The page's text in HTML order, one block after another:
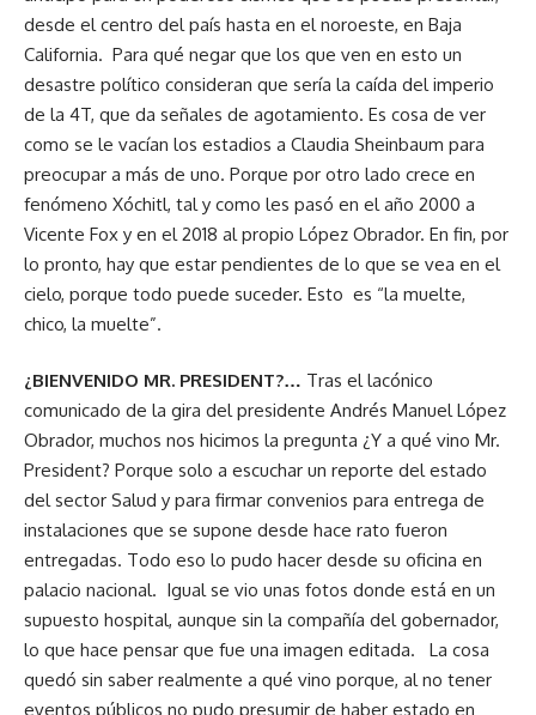
desde el centro del país hasta en el noroeste, en Baja
California. Para qué negar que los que ven en esto un
desastre político consideran que sería la caída del imperio
de la 4T, que da señales de agotamiento. Es cosa de ver
como se le vacían los estadios a Claudia Sheinbaum para
preocupar a más de uno. Porque por otro lado crece en
fenómeno Xóchitl, tal y como les pasó en el año 2000 a
Vicente Fox y en el 2018 al propio López Obrador. En fin, por
lo pronto, hay que estar pendientes de lo que se vea en el
cielo, porque todo puede suceder. Esto es “la muelte,
chico, la muelte”.
¿BIENVENIDO MR. PRESIDENT?… Tras el lacónico
comunicado de la gira del presidente Andrés Manuel López
Obrador, muchos nos hicimos la pregunta ¿Y a qué vino Mr.
President? Porque solo a escuchar un reporte del estado
del sector Salud y para firmar convenios para entrega de
instalaciones que se supone desde hace rato fueron
entregadas. Todo eso lo pudo hacer desde su oficina en
palacio nacional. Igual se vio unas fotos donde está en un
supuesto hospital, aunque sin la compañía del gobernador,
lo que hace pensar que fue una imagen editada. La cosa
quedó sin saber realmente a qué vino porque, al no tener
eventos públicos no pudo presumir de haber estado en